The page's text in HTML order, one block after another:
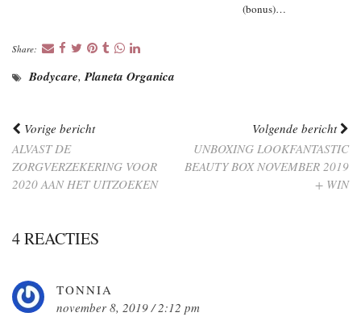
(bonus)…
Share:
Bodycare,Planeta Organica
Vorige bericht
ALVAST DE
ZORGVERZEKERING VOOR
2020 AAN HET UITZOEKEN
Volgende bericht
UNBOXING LOOKFANTASTIC
BEAUTY BOX NOVEMBER 2019
+ WIN
4 REACTIES
TONNIA
november 8, 2019 / 2:12 pm